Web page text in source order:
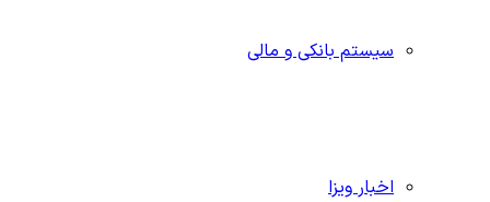
سیستم بانکی و مالی
اخبار ویزا